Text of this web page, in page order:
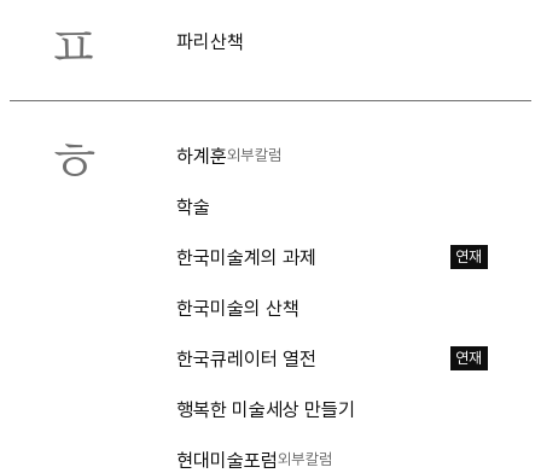
ㅍ 파리산책
ㅎ 하계훈외부칼럼
학술
한국미술계의 과제 연재
한국미술의 산책
한국큐레이터 열전 연재
행복한 미술세상 만들기
현대미술포럼외부칼럼